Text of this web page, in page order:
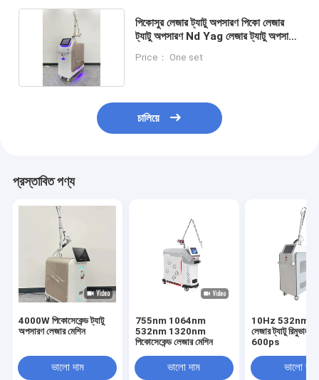
পিকোসুর লেজার ট্যাটু অপসারণ পিকো লেজার
ট্যাটু অপসারণ Nd Yag লেজার ট্যাটু অপসারণ
Price： One set
চালিয়ে
প্রস্তাবিত পণ্য
4000W পিকোসেকেন্ড ট্যাটু
অপসারণ লেজার মেশিন
ভালো দাম
755nm 1064nm
532nm 1320nm
পিকোসেকেন্ড লেজার মেশিন
ভালো দাম
10Hz 532nm
লেজার ট্যাটু রিমুভাল
600ps
ভালো দাম